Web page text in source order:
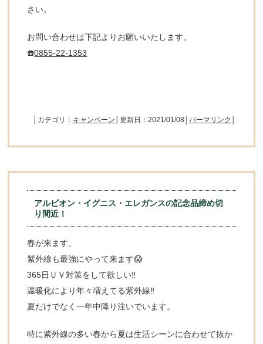
さい。
お問い合わせは下記よりお願いいたします。
☎️0855-22-1353
│カテゴリ： キャンペーン │更新日：2021/01/08│ パーマリンク
アルビオン・イグニス・エレガンスの記念品締め切
り間近！
春が来ます。
紫外線も最強にやって来ます😱
365日ＵＶ対策をして欲しい‼️
温暖化により年々増えてる紫外線‼️
夏だけでなく一年中降り注いでいます。
特に紫外線の多い春から夏は生活シーンに合わせて抜か